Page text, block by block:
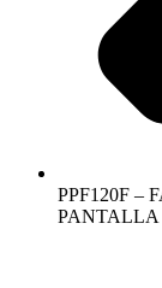
PPF120F –
PANTALLA